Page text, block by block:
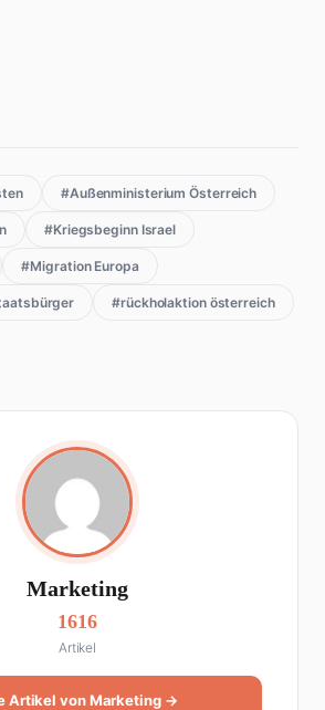
#Außenministerium Österreich
#Kriegsbeginn Israel
#Migration Europa
#rückholaktion österreich
Marketing
1616
Artikel
Artikel von Marketing →